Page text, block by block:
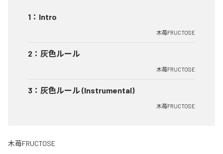
1 ： Intro
木苺FRUCTOSE
2 ： 灰色ルール
木苺FRUCTOSE
3 ： 灰色ルール (Instrumental)
木苺FRUCTOSE
木苺FRUCTOSE